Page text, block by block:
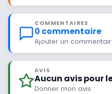
COMMENTAIRES
0 commentaire
Ajouter un
AVIS
Aucun avis pour
Donner mon avis